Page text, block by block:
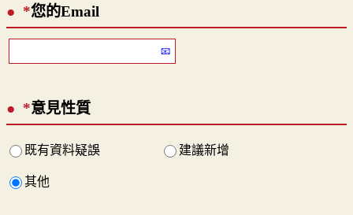
*您的Email
*意見性質
既有資料疑誤 建議新增
其他